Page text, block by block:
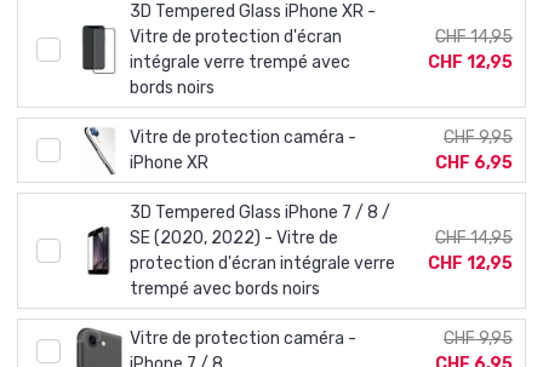
3D Tempered Glass iPhone XR -
Vitre de protection d'écran
intégrale verre trempé avec
bords noirs
CHF 14,95
CHF 12,95
Vitre de protection caméra -
iPhone XR
CHF 9,95
CHF 6,95
3D Tempered Glass iPhone 7 / 8 /
SE (2020, 2022) - Vitre de
protection d'écran intégrale verre
trempé avec bords noirs
CHF 14,95
CHF 12,95
Vitre de protection caméra -
CHF 9,95